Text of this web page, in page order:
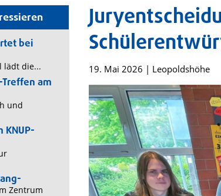
bei
lädt die...
am
und
KNUP-
Zentrum
19. Mai 2026 | Leopoldshöhe